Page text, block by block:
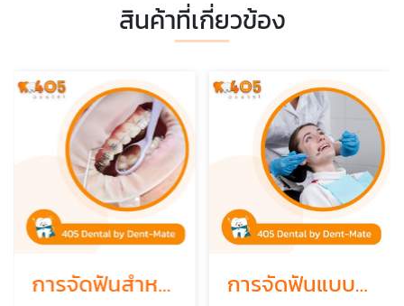
สินค้าที่เกี่ยวข้อง
การจัดฟันสำหรับผู้มีปัญหาข้อต่อขากรรไกร การจัดฟันแบบบูรณาการเพื่อสุขภาพขากรรไกร